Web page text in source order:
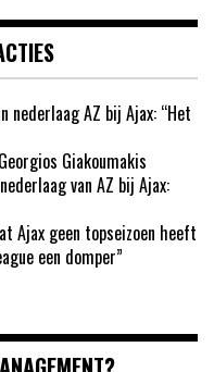
nederlaag AZ bij Ajax: “Het
Giakoumakis
van AZ bij Ajax:
Ajax geen topseizoen heeft
een domper”